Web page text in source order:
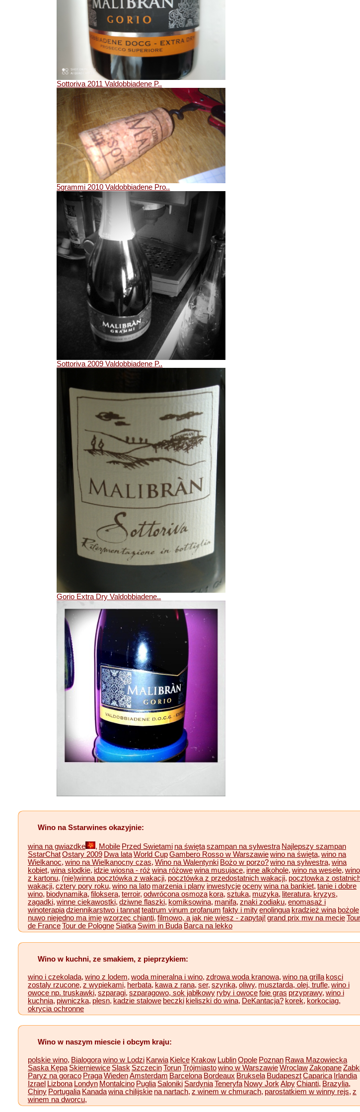
Sottoriva 2011 Valdobbiadene P..
5grammi 2010 Valdobbiadene Pro..
Sottoriva 2009 Valdobbiadene P..
Gorio Extra Dry Valdobbiadene..
Wino na Sstarwines okazyjnie:
wina na gwiazdke , Mobile Przed Swietami na świętaszampan na sylwestra Najlepszy szampan
SstarChatOstary 2009 Dwa lataWorld CupGambero Rosso w Warszawiewino na święta, wino na
Wielkanoc, wino na Wielkanocny czas, Wino na Walentynki Bożo w porzo?wino na sylwestra, wina
kobiet, wina slodkie, idzie wiosna - róż wina różowewina musujace, inne alkohole, wino na wesele, wino
z kartonu, (nie)winna pocztówka z wakacji, pocztówka z przedostatnich wakacji, pocztowka z
wakacji, cztery pory roku, wino na lato marzenia i plany inwestycjeocenywina na bankiet, tanie i dobre
wino, biodynamika, filoksera, terroir, odwrócona osmoza kora, sztuka, muzyka, literatura, kryzys,
zagadki, winne ciekawostki, dziwne flaszki, komiksowina, manifa, znaki zodiaku, enomasaż i
winoterapiadziennikarstwo i tannatteatrum vinum profanum fakty i mityenolingua kradzież wina bożole
nuwo niejedno ma imięwzorzec chianti, filmowo, a jak nie wiesz - zapytaj! grand prix mw na mecieTour
de FranceTour de Pologne Siatka Swim in Buda Barca na lekko
Wino w kuchni, ze smakiem, z pieprzykiem:
wino i czekolada, wino z lodem, woda mineralna i wino, zdrowa woda kranowa, wino na grilla kosci
zostaly rzucone, z wypiekami, herbata, kawa z rana, ser, szynka, oliwy, musztarda, olej, trufle, wino i
owoce np. truskawki, szparagi, szparagowo, sok jabłkowy ryby i owocefoie gras przyprawy, wino i
kuchnia, piwniczka, plesn, kadzie stalowe beczki kieliszki do wina, DeKantacja? korek, korkociag,
okrycia ochronne
Wino w naszym miescie i obcym kraju:
polskie wino, Bialogorawino w Lodzi Karwia Kielce Krakow LublinOpole Poznan Rawa Mazowiecka
Saska Kępa Skierniewice Slask SzczecinTorunTrójmiastowino w WarszawieWroclawZakopane
Paryz na goraco PragaWiedenAmsterdam Barcelona Bordeaux Bruksela BudapesztCaparica Irlandia
Izrael Lizbona Londyn Montalcino Puglia Saloniki SardyniaTeneryfa Nowy Jork AlpyChianti, Brazylia,
Chiny Portugalia Kanadawina chilijskie na nartach, z winem w chmurach, parostatkiem w winny rejs, z
winem na dworcu,